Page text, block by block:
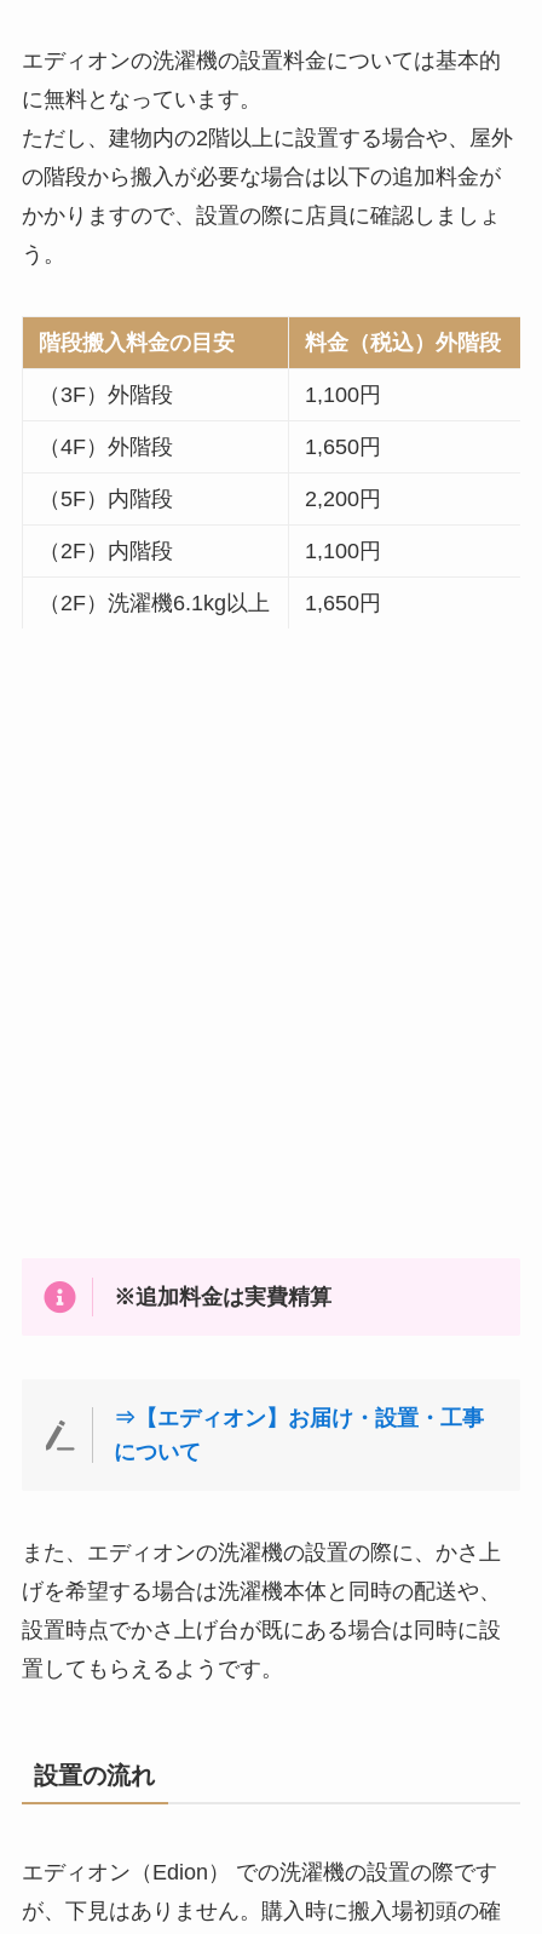
エディオンの洗濯機の設置料金については基本的
に無料となっています。
ただし、建物内の2階以上に設置する場合や、屋外
の階段から搬入が必要な場合は以下の追加料金が
かかりますので、設置の際に店員に確認しましょ
う。
階段搬入料金の目安 料金（税込）外階段
（3F）外階段 1,100円
（4F）外階段 1,650円
（5F）内階段 2,200円
（2F）内階段 1,100円
（2F）洗濯機6.1kg以上 1,650円
※追加料金は実費精算
⇒【エディオン】お届け・設置・工事
について
また、エディオンの洗濯機の設置の際に、かさ上
げを希望する場合は洗濯機本体と同時の配送や、
設置時点でかさ上げ台が既にある場合は同時に設
置してもらえるようです。
設置の流れ
エディオン（Edion） での洗濯機の設置の際です
が、下見はありません。購入時に搬入場初頭の確